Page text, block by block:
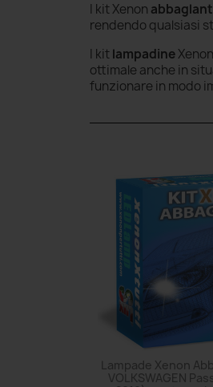
I kit Xenon
rendendo qualsiasi
I kitlampadineXenon
ottimale anche in
funzionare in modo
Lampade Xenon
VOLKSWAGEN